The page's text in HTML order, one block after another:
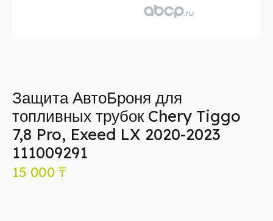
Защита АвтоБроня для
топливных трубок Chery Tiggo
7,8 Pro, Exeed LX 2020-2023
111009291
15 000 ₸